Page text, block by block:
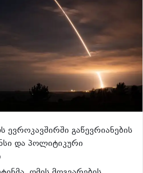
გაწევრიანების
და პოლიტიკური